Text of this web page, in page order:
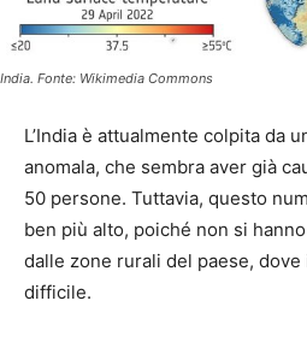
India. Fonte: Wikimedia Commons
L’India è attualmente colpita da
anomala, che sembra aver già
50 persone. Tuttavia, questo
ben più alto, poiché non si
dalle zone rurali del paese,
difficile.